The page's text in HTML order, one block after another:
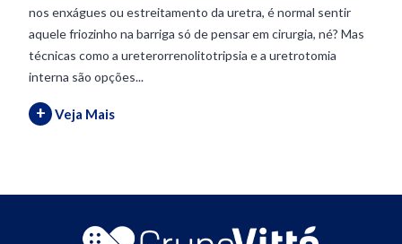
nos enxágues ou estreitamento da uretra, é normal sentir
aquele friozinho na barriga só de pensar em cirurgia, né? Mas
técnicas como a ureterorrenolitotripsia e a uretrotomia
interna são opções...
+ Veja Mais